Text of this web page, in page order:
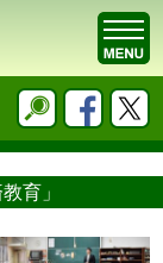
育」